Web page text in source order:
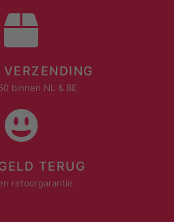
VERZENDING
binnen NL & BE
TERUG
retourgarantie